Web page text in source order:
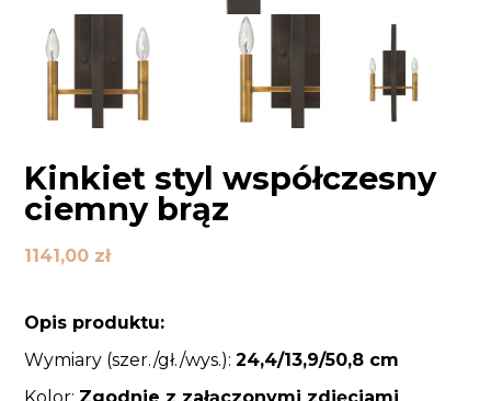
Kinkiet styl współczesny
ciemny brąz
1141,00 zł
Opis produktu:
Wymiary (szer./gł./wys.):24,4/13,9/50,8 cm